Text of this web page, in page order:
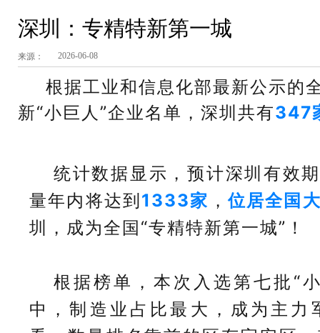
深圳：专精特新第一城
来源： 2026-06-08
根据工业和信息化部最新公示的
新“小巨人”企业名单，深圳共有347
统计数据显示，预计深圳有效
量年内将达到1333家 ，位居全国
圳，成为全国“专精特新第一城”！
根据榜单，本次入选第七批“
中，制造业占比最大，成为主力